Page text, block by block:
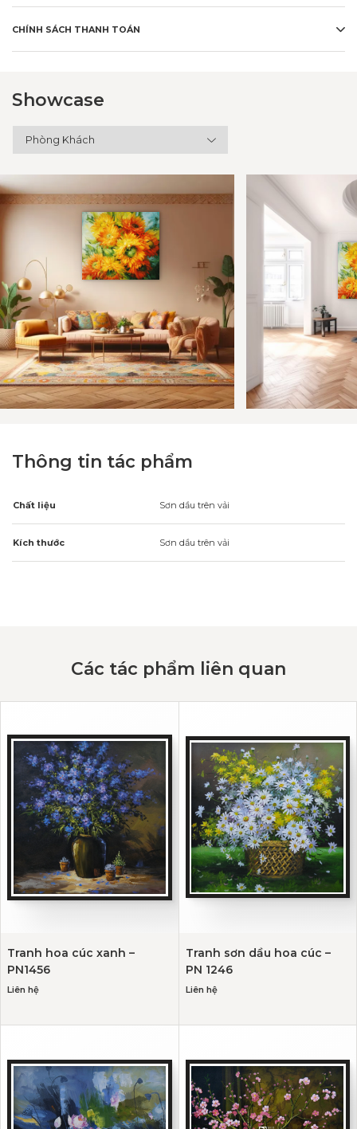
CHÍNH SÁCH THANH TOÁN
Showcase
Thông tin tác phẩm
Chất liệu Sơn dầu trên vải
Kích thước Sơn dầu trên vải
Các tác phẩm liên quan
Tranh hoa cúc xanh –
PN1456
Liên hệ
Tranh sơn dầu hoa cúc –
PN 1246
Liên hệ